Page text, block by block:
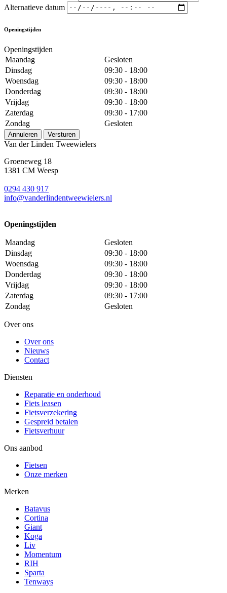
Alternatieve datum
Openingstijden
Openingstijden
Maandag
Gesloten
Dinsdag
09:30 - 18:00
Woensdag
09:30 - 18:00
Donderdag
09:30 - 18:00
Vrijdag
09:30 - 18:00
Zaterdag
09:30 - 17:00
Zondag
Gesloten
Annuleren Versturen
Van der Linden Tweewielers
Groeneweg 18
1381 CM Weesp
0294 430 917
info@vanderlindentweewielers.nl
Openingstijden
Maandag
Gesloten
Dinsdag
09:30 - 18:00
Woensdag
09:30 - 18:00
Donderdag
09:30 - 18:00
Vrijdag
09:30 - 18:00
Zaterdag
09:30 - 17:00
Zondag
Gesloten
Over ons
Over ons
Nieuws
Contact
Diensten
Reparatie en onderhoud
Fiets leasen
Fietsverzekering
Gespreid betalen
Fietsverhuur
Ons aanbod
Fietsen
Onze merken
Merken
Batavus
Cortina
Giant
Koga
Liv
Momentum
RIH
Sparta
Tenways